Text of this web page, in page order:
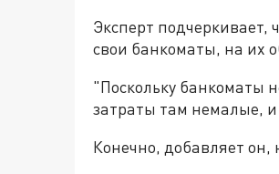
Эксперт подчеркивает,
свои банкоматы, на их
"Поскольку банкоматы
затраты там немалые,
Конечно, добавляет он,